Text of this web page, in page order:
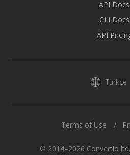
API Docs
CLI Docs
API
Türkçe
© 2014–2026 Convertio ltd.
Terms of Use